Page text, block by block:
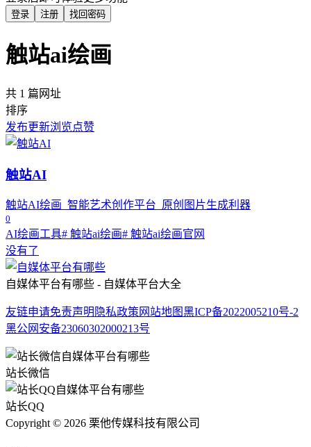
登录 注册 找回密码
触站ai绘画
共 1 篇网址
排序
发布更新浏览点赞
触站AI
触站AI绘画_智能艺术创作平台_原创图片生成利器
0
AI绘画工具# 触站ai绘画# 触站ai绘画官网
没有了
自媒体平台有哪些 - 自媒体平台大全
友链申请免责声明 隐私政策 网站地图黑ICP备2022005210号-2
黑公网安备23060302000213号
站长微信
站长QQ
Copyright © 2026 栗他传媒科技有限公司